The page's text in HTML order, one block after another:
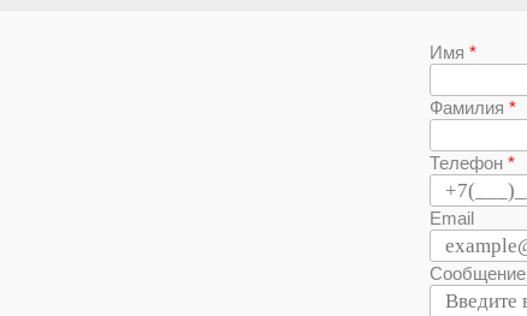
Имя
Фамилия
Телефон
Email
Сообщение